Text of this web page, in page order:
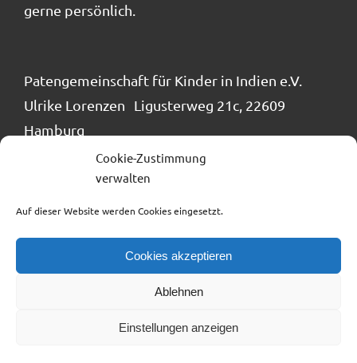
Cookie-Zustimmung
verwalten
Auf dieser Website werden Cookies eingesetzt.
Cookies akzeptieren
Ablehnen
Einstellungen anzeigen
gerne persönlich.
Patengemeinschaft für Kinder in Indien e.V.
Ulrike Lorenzen Ligusterweg 21c, 22609
Hamburg
Tel.: 040 / 866 24 884
info@patengemeinschaft.de
Impressum Datenschutzerklärung
SPENDENKONTO